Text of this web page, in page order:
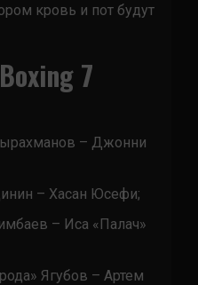
кровь и пот будут
7
– Джонни
– Хасан Юсефи;
– Иса «Палач»
Ягубов – Артем